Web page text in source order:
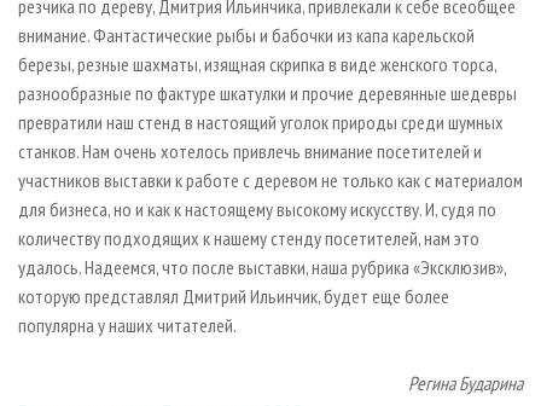
резчика по дереву, Дмитрия Ильинчика, привлекали к себе всеобщее
внимание. Фантастические рыбы и бабочки из капа карельской
березы, резные шахматы, изящная скрипка в виде женского торса,
разнообразные по фактуре шкатулки и прочие деревянные шедевры
превратили наш стенд в настоящий уголок природы среди шумных
станков. Нам очень хотелось привлечь внимание посетителей и
участников выставки к работе с деревом не только как с материалом
для бизнеса, но и как к настоящему высокому искусству. И, судя по
количеству подходящих к нашему стенду посетителей, нам это
удалось. Надеемся, что после выставки, наша рубрика «Эксклюзив»,
которую представлял Дмитрий Ильинчик, будет еще более
популярна у наших читателей.
Регина Бударина